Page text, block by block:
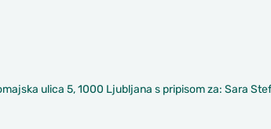
ulica 5, 1000 Ljubljana s pripisom za: Sara